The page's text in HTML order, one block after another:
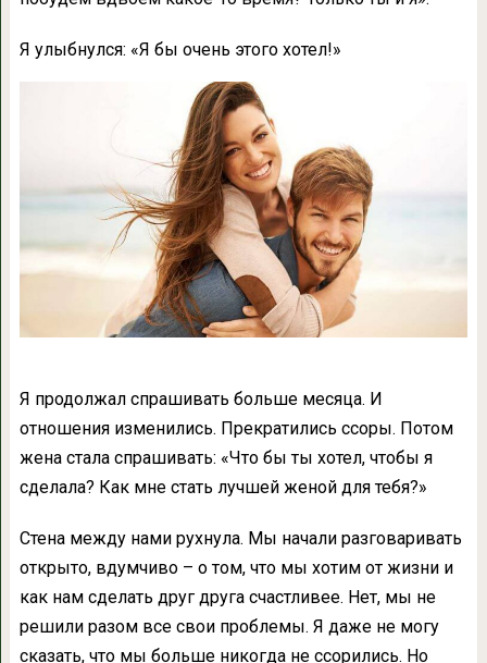
Я улыбнулся: «Я бы очень этого хотел!»
Я продолжал спрашивать больше месяца. И
отношения изменились. Прекратились ссоры. Потом
жена стала спрашивать: «Что бы ты хотел, чтобы я
сделала? Как мне стать лучшей женой для тебя?»
Стена между нами рухнула. Мы начали разговаривать
открыто, вдумчиво – о том, что мы хотим от жизни и
как нам сделать друг друга счастливее. Нет, мы не
решили разом все свои проблемы. Я даже не могу
сказать, что мы больше никогда не ссорились. Но